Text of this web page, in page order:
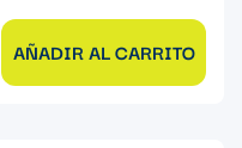
AÑADIR AL CARRITO